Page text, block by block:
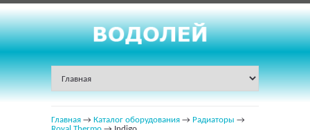
Главная → Каталог оборудования → Радиаторы →